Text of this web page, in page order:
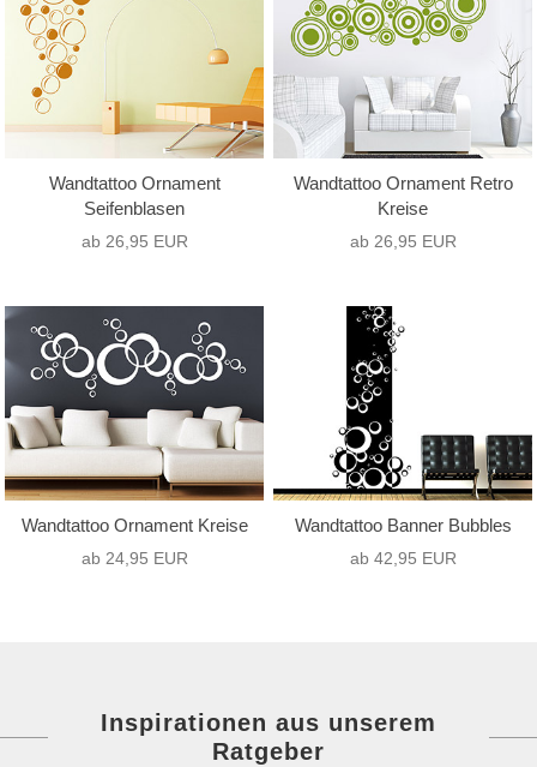
Wandtattoo Ornament
Seifenblasen
ab 26,95 EUR
Wandtattoo Ornament Retro
Kreise
ab 26,95 EUR
Wandtattoo Ornament Kreise
ab 24,95 EUR
Wandtattoo Banner Bubbles
ab 42,95 EUR
Inspirationen aus unserem
Ratgeber